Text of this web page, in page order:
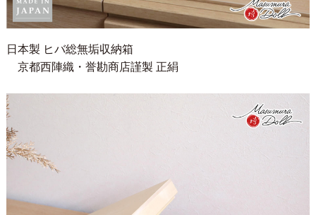
日本製 ヒバ総無垢収納箱
京都西陣織・誉勘商店謹製 正絹